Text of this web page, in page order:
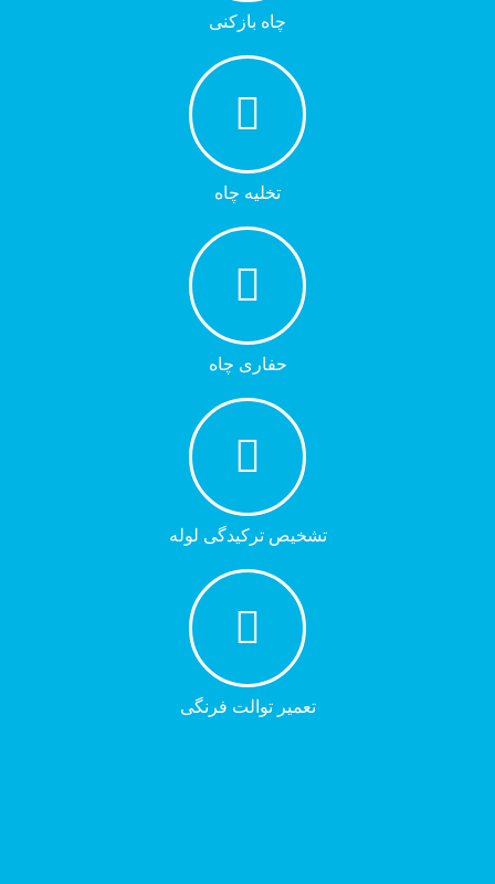
چاه بازکنی
تخلیه چاه
حفاری چاه
تشخیص ترکیدگی لوله
تعمیر توالت فرنگی